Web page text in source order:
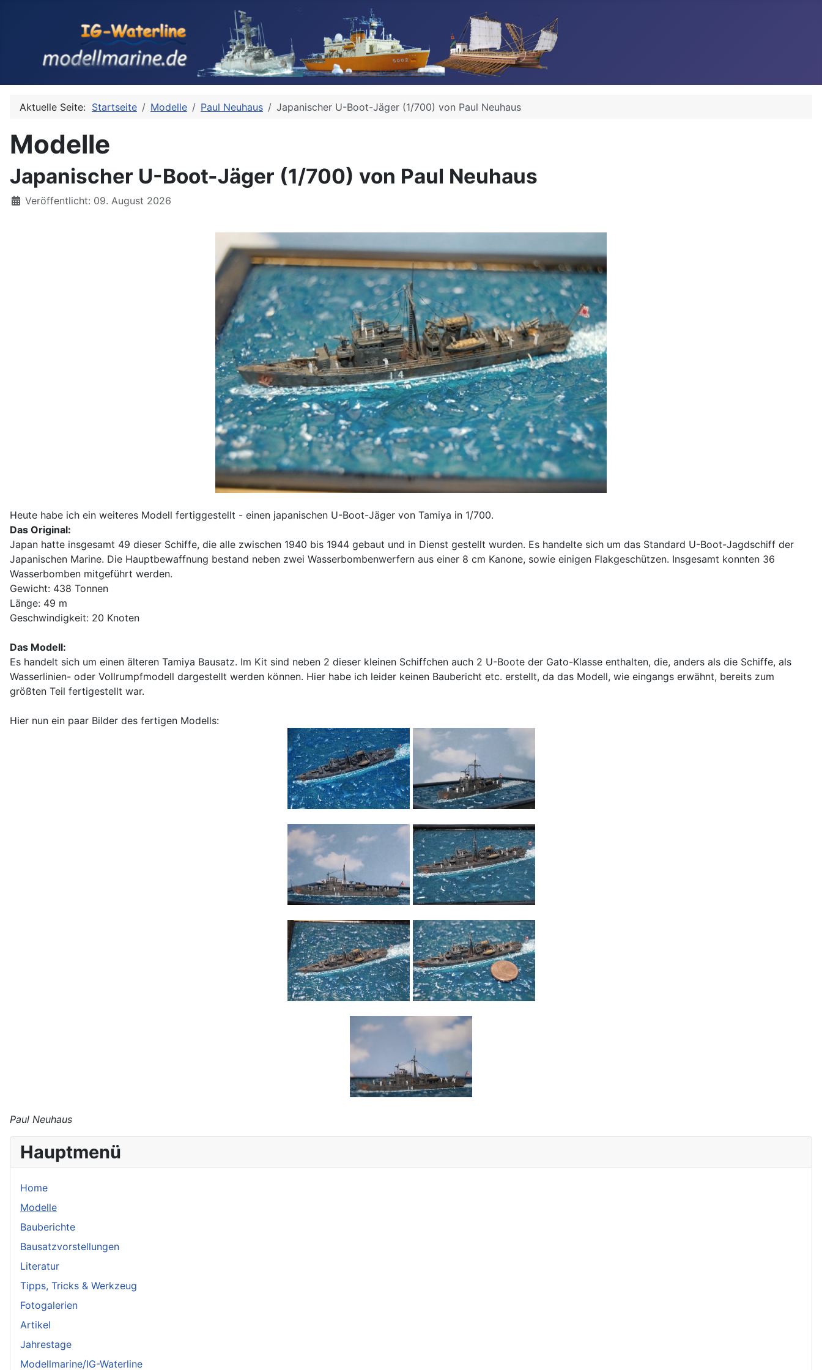
Hauptmenü
Home
Modelle
Bauberichte
Bausatzvorstellungen
Literatur
Tipps, Tricks & Werkzeug
Fotogalerien
Artikel
Jahrestage
Modellmarine/IG-Waterline
Aktuelle Seite: Startseite Modelle Paul Neuhaus Japanischer U-Boot-Jäger (1/700) von Paul Neuhaus
Modelle
Japanischer U-Boot-Jäger (1/700) von Paul Neuhaus
Details
Veröffentlicht: 09. August 2026
Heute habe ich ein weiteres Modell fertiggestellt - einen japanischen U-Boot-Jäger von Tamiya in 1/700.
Das Original:
Japan hatte insgesamt 49 dieser Schiffe, die alle zwischen 1940 bis 1944 gebaut und in Dienst gestellt wurden. Es handelte sich um das Standard U-Boot-Jagdschiff der
Japanischen Marine. Die Hauptbewaffnung bestand neben zwei Wasserbombenwerfern aus einer 8 cm Kanone, sowie einigen Flakgeschützen. Insgesamt konnten 36
Wasserbomben mitgeführt werden.
Gewicht: 438 Tonnen
Länge: 49 m
Geschwindigkeit: 20 Knoten
Das Modell:
Es handelt sich um einen älteren Tamiya Bausatz. Im Kit sind neben 2 dieser kleinen Schiffchen auch 2 U-Boote der Gato-Klasse enthalten, die, anders als die Schiffe, als
Wasserlinien- oder Vollrumpfmodell dargestellt werden können. Hier habe ich leider keinen Baubericht etc. erstellt, da das Modell, wie eingangs erwähnt, bereits zum
größten Teil fertigestellt war.
Hier nun ein paar Bilder des fertigen Modells:
Paul Neuhaus